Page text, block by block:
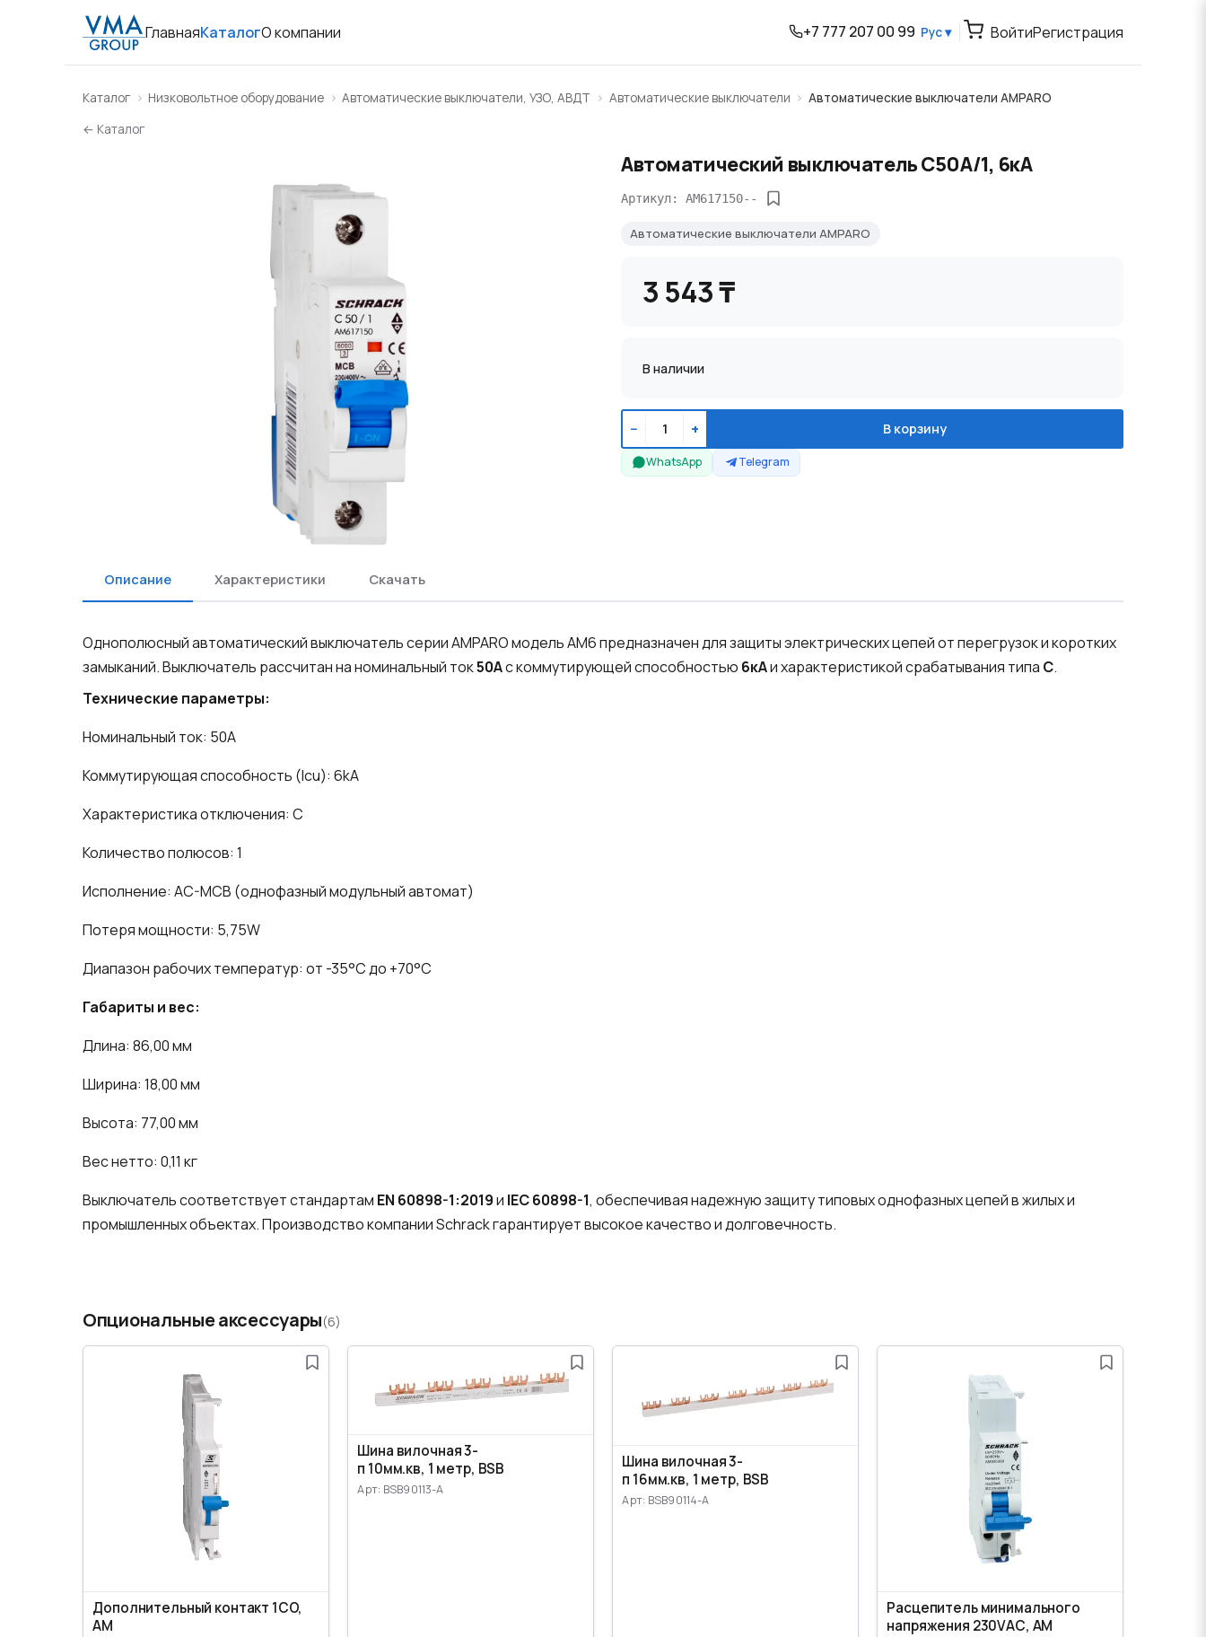
ГлавнаяКаталогО компании +7 777 207 00 99 Рус ▾ ВойтиРегистрация
Каталог Низковольтное оборудование Автоматические выключатели, УЗО, АВДТ Автоматические выключатели
Автоматические выключатели AMPARO
← Каталог
Автоматический выключатель C50А/1, 6кА
Артикул: AM617150--
Автоматические выключатели AMPARO
3 543 ₸
В наличии
− + В корзину
WhatsApp Telegram
Описание Характеристики Скачать
Однополюсный автоматический выключатель серии AMPARO модель AM6 предназначен для защиты электрических цепей от перегрузок и коротких
замыканий. Выключатель рассчитан на номинальный ток50Ас коммутирующей способностью 6кАи характеристикой срабатывания типа C.
Технические параметры:
Номинальный ток: 50A
Коммутирующая способность (Icu): 6kA
Характеристика отключения: C
Количество полюсов: 1
Исполнение: AC-MCB (однофазный модульный автомат)
Потеря мощности: 5,75W
Диапазон рабочих температур: от -35°C до +70°C
Габариты и вес:
Длина: 86,00 мм
Ширина: 18,00 мм
Высота: 77,00 мм
Вес нетто: 0,11 кг
Выключатель соответствует стандартам EN 60898-1:2019и IEC 60898-1, обеспечивая надежную защиту типовых однофазных цепей в жилых и
промышленных объектах. Производство компании Schrack гарантирует высокое качество и долговечность.
Опциональные аксессуары(6)
Дополнительный контакт 1CO,
AM
Шина вилочная 3-
п 10мм.кв, 1 метр, BSB
Арт: BSB90113-A
Шина вилочная 3-
п 16мм.кв, 1 метр, BSB
Арт: BSB90114-A
Расцепитель минимального
напряжения 230VАС, AM